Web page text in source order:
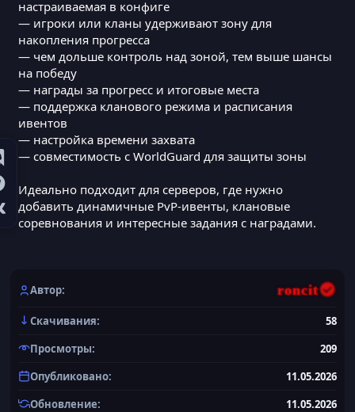
настраиваемая в конфиге
— игроки или кланы удерживают зону для
накопления прогресса
— чем дольше контроль над зоной, тем выше шансы
на победу
— награды за прогресс и итоговые места
— поддержка кланового режима и расписания
ивентов
— настройка времени захвата
— совместимость с WorldGuard для защиты зоны
Идеально подходит для серверов, где нужно
добавить динамичные PvP-ивенты, клановые
соревнования и интересные задания с наградами.
Автор roncit
Скачивания
58
Просмотры
209
Опубликовано
11.05.2026
Обновление
11.05.2026